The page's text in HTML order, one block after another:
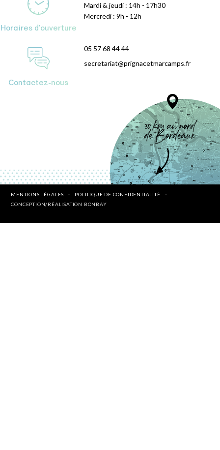
Horaires d'ouverture
Mardi & jeudi : 14h - 17h30
Mercredi : 9h - 12h
Contactez-nous
05 57 68 44 44
secretariat@prignacetmarcamps.fr
MENTIONS LÉGALES
POLITIQUE DE CONFIDENTIALITÉ
CONCEPTION/RÉALISATION BONBAY